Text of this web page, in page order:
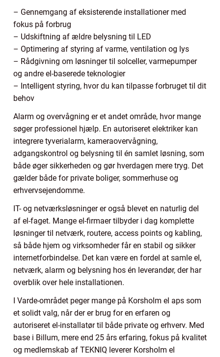
– Gennemgang af eksisterende installationer med
fokus på forbrug
– Udskiftning af ældre belysning til LED
– Optimering af styring af varme, ventilation og lys
– Rådgivning om løsninger til solceller, varmepumper
og andre el-baserede teknologier
– Intelligent styring, hvor du kan tilpasse forbruget til dit
behov
Alarm og overvågning er et andet område, hvor mange
søger professionel hjælp. En autoriseret elektriker kan
integrere tyverialarm, kameraovervågning,
adgangskontrol og belysning til én samlet løsning, som
både øger sikkerheden og gør hverdagen mere tryg. Det
gælder både for private boliger, sommerhuse og
erhvervsejendomme.
IT- og netværksløsninger er også blevet en naturlig del
af el-faget. Mange el-firmaer tilbyder i dag komplette
løsninger til netværk, routere, access points og kabling,
så både hjem og virksomheder får en stabil og sikker
internetforbindelse. Det kan være en fordel at samle el,
netværk, alarm og belysning hos én leverandør, der har
overblik over hele installationen.
I Varde-området peger mange på Korsholm el aps som
et solidt valg, når der er brug for en erfaren og
autoriseret el-installatør til både private og erhverv. Med
base i Billum, mere end 25 års erfaring, fokus på kvalitet
og medlemskab af TEKNIQ leverer Korsholm el